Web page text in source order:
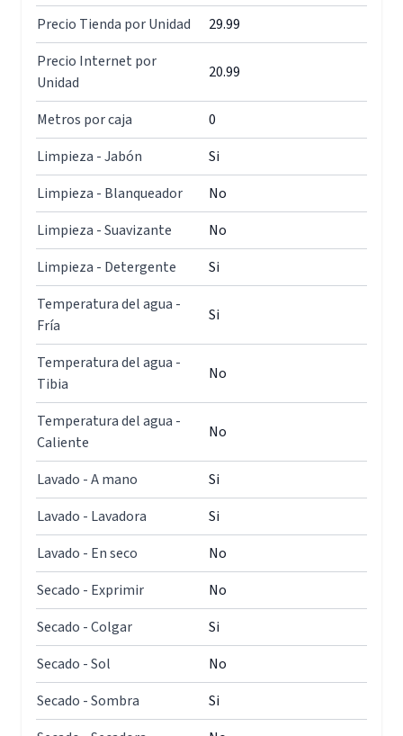
Precio Tienda por Unidad
29.99
Precio Internet por
Unidad
20.99
Metros por caja
0
Limpieza - Jabón
Si
Limpieza - Blanqueador
No
Limpieza - Suavizante
No
Limpieza - Detergente
Si
Temperatura del agua -
Fría
Si
Temperatura del agua -
Tibia
No
Temperatura del agua -
Caliente
No
Lavado - A mano
Si
Lavado - Lavadora
Si
Lavado - En seco
No
Secado - Exprimir
No
Secado - Colgar
Si
Secado - Sol
No
Secado - Sombra
Si